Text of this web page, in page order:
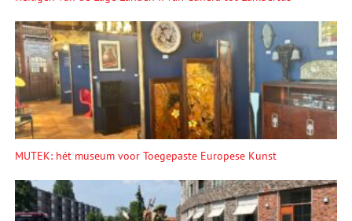
MUTEK: hét museum voor Toegepaste Europese Kunst